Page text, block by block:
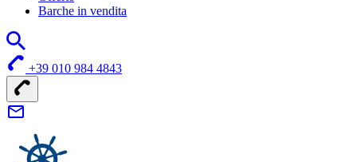
Barche in vendita
+39 010 984 4843